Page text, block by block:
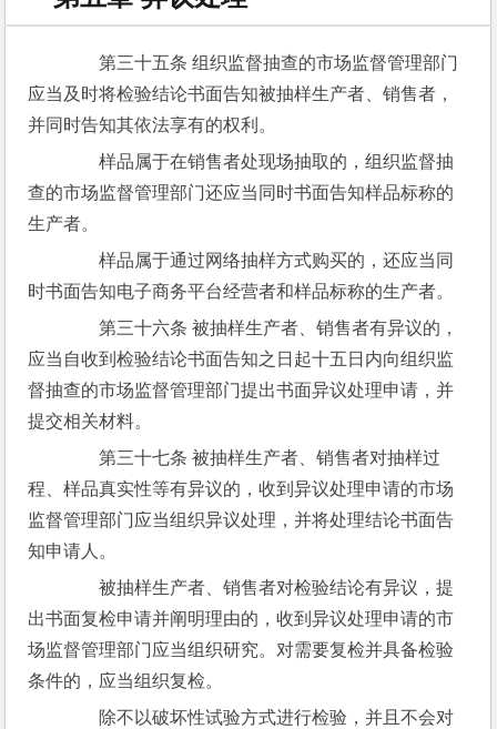
第三十五条 组织监督抽查的市场监督管理部门
应当及时将检验结论书面告知被抽样生产者、销售者，
并同时告知其依法享有的权利。
样品属于在销售者处现场抽取的，组织监督抽
查的市场监督管理部门还应当同时书面告知样品标称的
生产者。
样品属于通过网络抽样方式购买的，还应当同
时书面告知电子商务平台经营者和样品标称的生产者。
第三十六条 被抽样生产者、销售者有异议的，
应当自收到检验结论书面告知之日起十五日内向组织监
督抽查的市场监督管理部门提出书面异议处理申请，并
提交相关材料。
第三十七条 被抽样生产者、销售者对抽样过
程、样品真实性等有异议的，收到异议处理申请的市场
监督管理部门应当组织异议处理，并将处理结论书面告
知申请人。
被抽样生产者、销售者对检验结论有异议，提
出书面复检申请并阐明理由的，收到异议处理申请的市
场监督管理部门应当组织研究。对需要复检并具备检验
条件的，应当组织复检。
除不以破坏性试验方式进行检验，并且不会对